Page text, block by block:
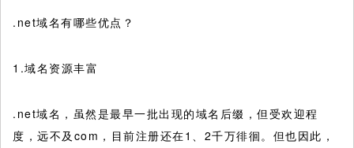
.net域名有哪些优点？
1.域名资源丰富
.net域名，虽然是最早一批出现的域名后缀，但受欢迎程
度，远不及com，目前注册还在1、2千万徘徊。但也因此，